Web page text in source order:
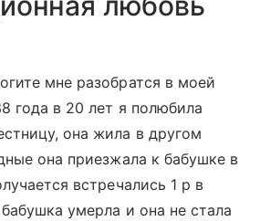
мне разобратся в моей
года в 20 лет я полюбила
она жила в другом
она приезжала к бабушке в
встречались 1 р в
умерла и она не стала